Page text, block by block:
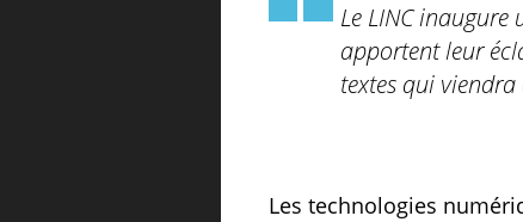
Le LINC
apportent leur
textes qui
Les technologies